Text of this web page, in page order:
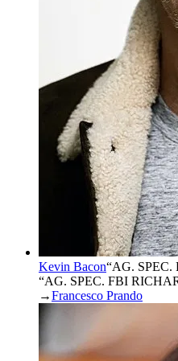
Kevin Bacon“AG.
“AG. SPEC. FBI
→Francesco Prando